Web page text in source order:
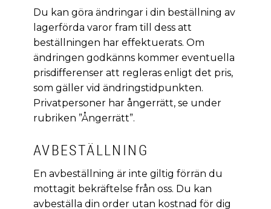
Du kan göra ändringar i din beställning av
lagerförda varor fram till dess att
beställningen har effektuerats. Om
ändringen godkänns kommer eventuella
prisdifferenser att regleras enligt det pris,
som gäller vid ändringstidpunkten.
Privatpersoner har ångerrätt, se under
rubriken ”Ångerrätt”.
AVBESTÄLLNING
En avbeställning är inte giltig förrän du
mottagit bekräftelse från oss. Du kan
avbeställa din order utan kostnad för dig